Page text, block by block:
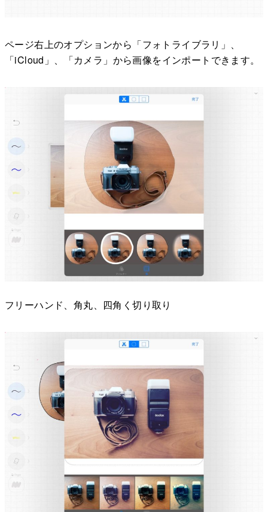
ページ右上のオプションから「フォトライブラリ」、
「iCloud」、「カメラ」から画像をインポートできます。
フリーハンド、角丸、四角く切り取り